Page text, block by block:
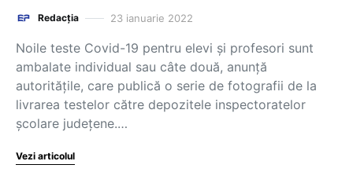
Redacția 23 ianuarie 2022
Noile teste Covid-19 pentru elevi și profesori sunt
ambalate individual sau câte două, anunță
autoritățile, care publică o serie de fotografii de la
livrarea testelor către depozitele inspectoratelor
școlare județene.…
Vezi articolul